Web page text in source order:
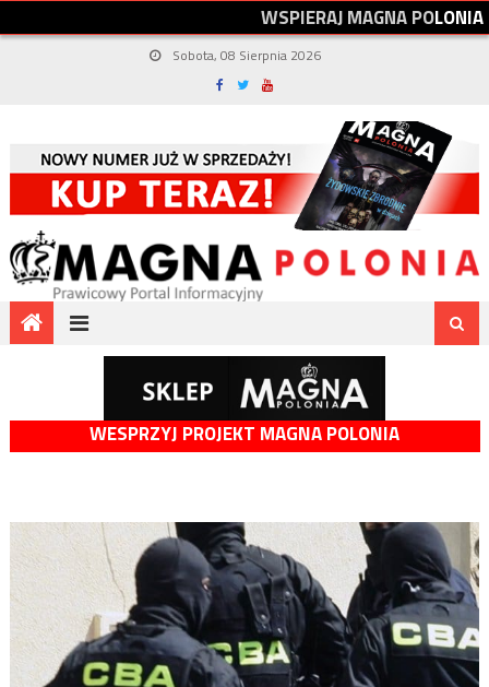
WSPIERAJMAGNAPOLONIA
Sobota, 08 Sierpnia 2026
WESPRZYJ PROJEKT MAGNA POLONIA